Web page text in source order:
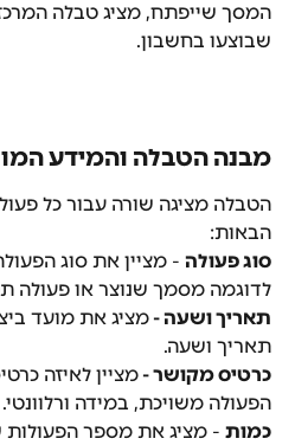
המסך שייפתח, מציג טבלה
שבוצעו בחשבון.
מבנה הטבלה והמידע
הטבלה מציגה שורה עבור כל
הבאות:
סוג פעולה - מציין את סוג
לדוגמה מסמך שנוצר או פעולה
תאריך ושעה - מציג את מועד
תאריך ושעה.
כרטיס מקושר - מציין לאיזה
הפעולה משויכת, במידה ורלוונטי.
כמות - מציג את מספר הפעולות